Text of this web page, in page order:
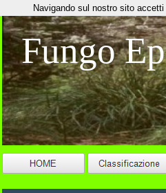
Fungo
Navigando sul nostro sito